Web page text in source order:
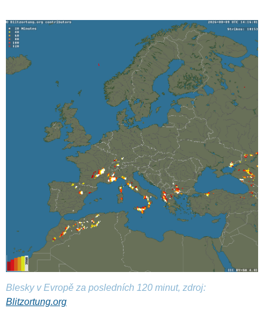
Blesky v Evropě za posledních 120 minut, zdroj:
Blitzortung.org